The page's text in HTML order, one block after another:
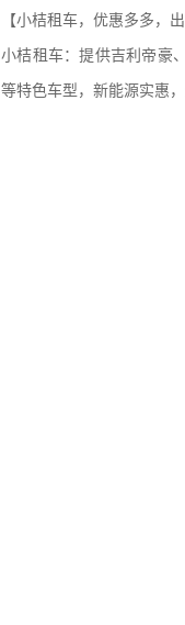
【小桔租车，优惠多多，
小桔租车：提供吉利帝豪
等特色车型，新能源实惠